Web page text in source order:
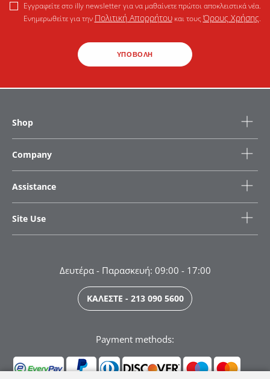
ΥΠΟΒΟΛΗ
Εγγραφείτε στο illy newsletter για να μαθαίνετε πρώτοι αποκλειστικά νέα.
Ενημερωθείτε για την Πολιτική Απορρήτουκαι τουςΌρους Χρήσης.
Shop
Company
Assistance
Site Use
Δευτέρα - Παρασκευή: 09:00 - 17:00
ΚΑΛΕΣΤΕ - 213 090 5600
Payment methods: